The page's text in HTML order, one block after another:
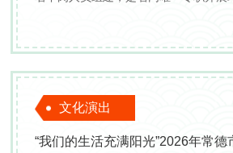
文化演出
“我们的生活充满阳光”2026年常德